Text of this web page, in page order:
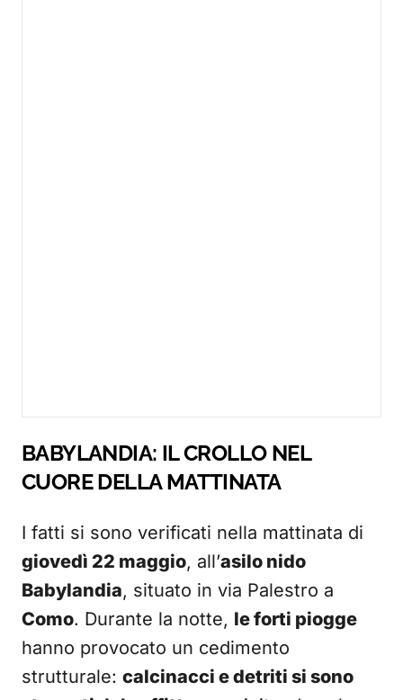
BABYLANDIA: IL CROLLO NEL
CUORE DELLA MATTINATA
I fatti si sono verificati nella mattinata di
giovedì 22 maggio, all’asilo nido
Babylandia, situato in via Palestro a
Como. Durante la notte, le forti piogge
hanno provocato un cedimento
strutturale: calcinacci e detriti si sono